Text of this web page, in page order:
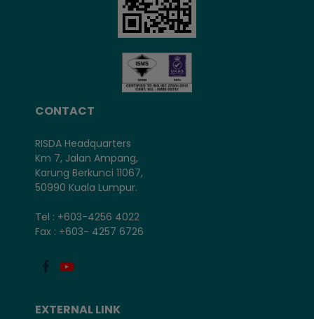
CONTACT
RISDA Headquarters
Km 7, Jalan Ampang,
Karung Berkunci 11067,
50990 Kuala Lumpur.
Tel : +603-4256 4022
Fax : +603- 4257 6726
EXTERNAL LINK